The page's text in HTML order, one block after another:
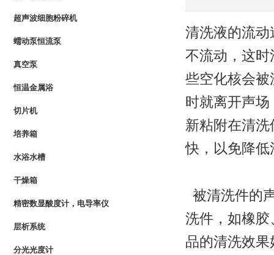
超声波细胞粉碎机
蠕动泵恒流泵
真空泵
恒温金属浴
切片机
培养箱
水浴水槽
干燥箱
精密数显酸度计，电导率仪
层析系统
分光光度计
清洗液的流动
不流动，这
些空化核会
时就离开声
新粘附在清
快，以免降低
被清洗件的
洗件，如橡
品的清洗效